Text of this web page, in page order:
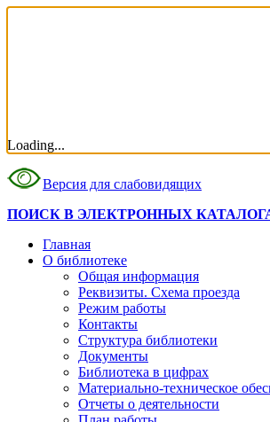
Loading...
Версия для слабовидящих
ПОИСК В ЭЛЕКТРОННЫХ
Главная
О библиотеке
Общая информация
Реквизиты. Схема проезда
Режим работы
Контакты
Структура библиотеки
Документы
Библиотека в цифрах
Материально-техническое
Отчеты о деятельности